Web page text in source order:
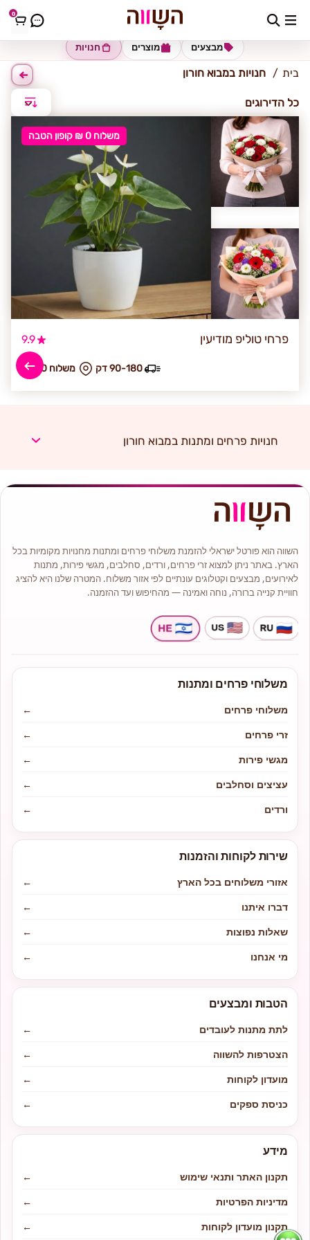
0 מבוא חורון
חנויות מוצרים מבצעים
בית חנויות במבוא חורון
כל הדירוגים
משלוח 0 ₪ קופון הטבה
פרחי טוליפ מודיעין 9.9
₪ משלוח 30 90-180 דק
חנויות פרחים ומתנות במבוא חורון
השווה הוא פורטל ישראלי להזמנת משלוחי פרחים ומתנות מחנויות מקומיות בכל
הארץ. באתר ניתן למצוא זרי פרחים, ורדים, סחלבים, מגשי פירות, מתנות
לאירועים, מבצעים וקטלוגים עונתיים לפי אזור משלוח. המטרה שלנו היא להציג
חוויית קנייה ברורה, נוחה ואמינה — מהחיפוש ועד ההזמנה.
משלוחי פרחים ומתנות
משלוחי פרחים
←
זרי פרחים
←
מגשי פירות
←
עציצים וסחלבים
←
ורדים
←
שירות לקוחות והזמנות
אזורי משלוחים בכל הארץ
←
דברו איתנו
←
שאלות נפוצות
←
מי אנחנו
←
הטבות ומבצעים
לתת מתנות לעובדים
←
הצטרפות להשווה
←
מועדון לקוחות
←
כניסת ספקים
←
מידע
תקנון האתר ותנאי שימוש
←
מדיניות הפרטיות
←
תקנון מועדון לקוחות
←